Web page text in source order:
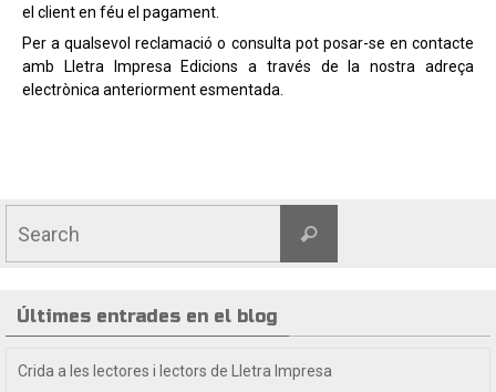
el client en féu el pagament.
Per a qualsevol reclamació o consulta pot posar-se en contacte
amb Lletra Impresa Edicions a través de la nostra adreça
electrònica anteriorment esmentada.
Últimes entrades en el blog
Crida a les lectores i lectors de Lletra Impresa